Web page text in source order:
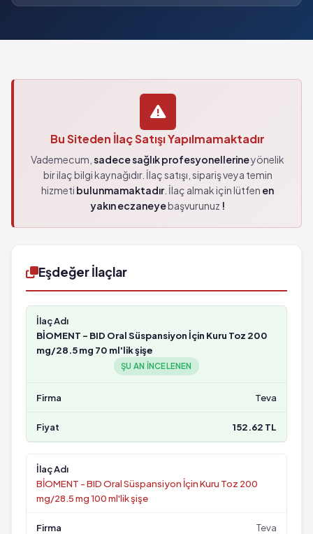
Bu Siteden İlaç Satışı Yapılmamaktadır
Vademecum, sadece sağlık profesyonellerineyönelik
bir ilaç bilgi kaynağıdır. İlaç satışı, sipariş veya temin
hizmeti bulunmamaktadır. İlaç almak için lütfen en
yakın eczaneyebaşvurunuz !
Eşdeğer İlaçlar
BİOMENT - BID Oral Süspansiyon İçin Kuru Toz 200
mg/28.5 mg 70 ml'lik şişe
ŞU AN INCELENEN
Teva
152.62 TL
BİOMENT - BID Oral Süspansiyon İçin Kuru Toz 200
mg/28.5 mg 100 ml'lik şişe
Teva